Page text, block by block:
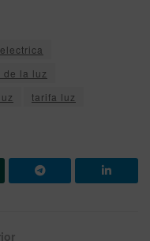
de la luz
tarifa luz